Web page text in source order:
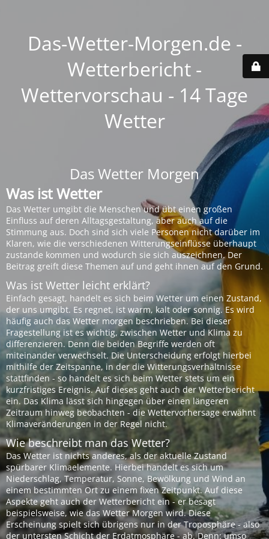
Das-Wetter-Morgen.de -
Wetterbericht -
Wettervorschau - 14 Tage
Wetter
Das Wetter Morgen
Was ist Wetter
Das Wetter umgibt die Menschen und übt einen großen
Einfluss auf deren Alltagsgestaltung, aber auch auf die
Stimmung aus. Doch sind sich viele Personen nicht darüber im
Klaren, wie die verschiedenen Witterungseinflüsse überhaupt
zustande kommen und wodurch sie sich auszeichnen. Der
Beitrag greift diese Themen auf und geht ihnen auf den Grund.
Was ist Wetter leicht erklärt?
Einfach gesagt, handelt es sich beim Wetter um einen Zustand,
der uns umgibt. Es regnet, ist warm, kalt oder sonnig. Es wird
häufig auch das Wetter morgen beschrieben. Bei dieser
Fragestellung ist es wichtig, zwischen Wetter und Klima zu
differenzieren. Denn die beiden Begriffe werden oft
miteinander verwechselt. Die Unterscheidung erfolgt hierbei
mithilfe der Zeitspanne, in der die Witterungsverhältnisse
stattfinden - so handelt es sich beim Wetter stets um ein
kurzfristiges Ereignis. Auf dieses geht auch der Wetterbericht
ein. Das Klima lässt sich hingegen über einen längeren
Zeitraum hinweg beobachten - die Wettervorhersage erwähnt
Klimaveränderungen in der Regel nicht.
Wie beschreibt man das Wetter?
Das Wetter ist nichts anderes, als der aktuelle Zustand
spürbarer Klimaelemente. Hierbei handelt es sich um
Niederschlag, Temperatur, Sonne, Bewölkung und Wind an
einem bestimmten Ort zu einem fixen Zeitpunkt. Auf diese
Aspekte geht auch der Wetterbericht ein - er besagt
beispielsweise, wie das Wetter Morgen wird. Diese
Erscheinung spielt sich übrigens nur in der Troposphäre - also
der untersten Schicht der Erdatmosphäre - ab. Denn: umso